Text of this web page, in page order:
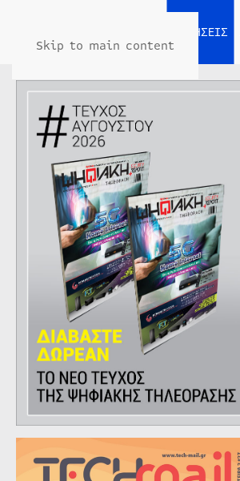
Skip to main content
ΕΙΔΗΣΕΙΣ